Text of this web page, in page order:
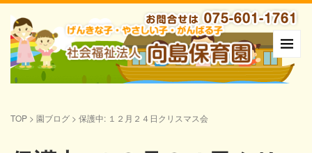
TOP > 園ブログ > 保護中: １２月２４日クリスマス会